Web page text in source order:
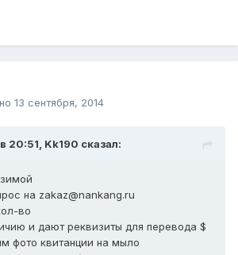
13 сентября, 2014
20:51, Kk190 сказал:
на zakaz@nankang.ru
во
и дают реквизиты для перевода $
фото квитанции на мыло